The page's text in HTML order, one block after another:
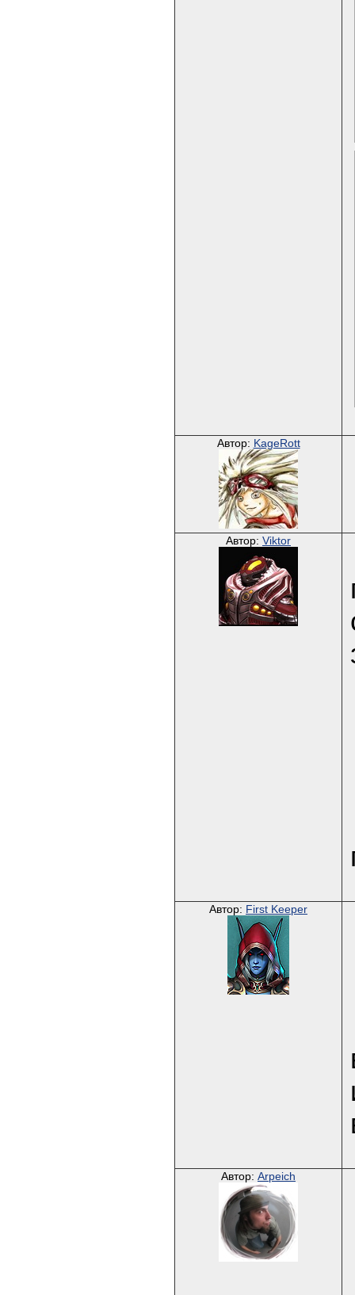
Автор: KageRott
Автор: Viktor
Автор: First Keeper
Автор: Arpeich